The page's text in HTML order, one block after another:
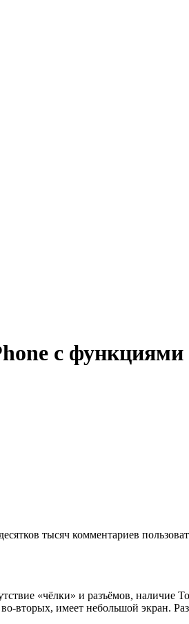
с
тысяч комментариев
«чёлки» и разъёмов,
вторых, имеет небольшой экран.